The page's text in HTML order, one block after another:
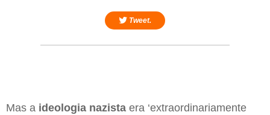
Tweet.
Mas a ideologia nazista era ‘extraordinariamente